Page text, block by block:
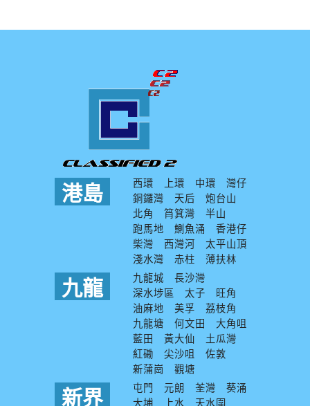
港島 西環 上環 中環
灣仔
銅鑼灣
天后
炮台山
北角
筲箕灣
半山
跑馬地
鰂魚涌
香港仔
柴灣
西灣河
太平山頂
淺水灣
赤柱 薄扶林
九龍 九龍城
長沙灣
深水埗區
太子
旺角
油麻地
美孚
荔枝角
九龍塘
何文田
大角咀
藍田
黃大仙
土瓜灣
紅磡
尖沙咀
佐敦
新蒲崗
觀塘
新界 屯門 元朗 荃灣
葵涌
大埔
上水 天水圍